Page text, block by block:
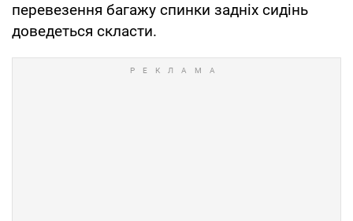
перевезення багажу спинки задніх сидінь
доведеться скласти.